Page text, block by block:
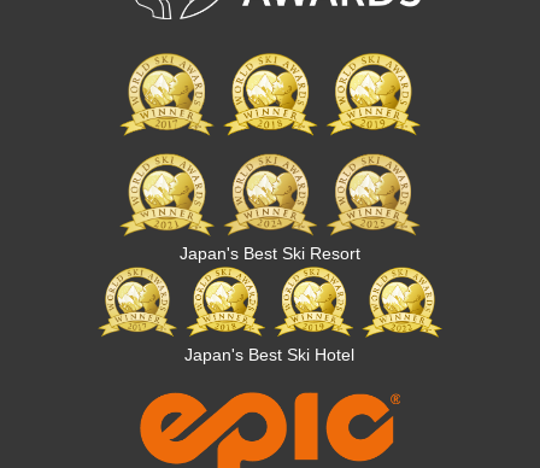
Japan's Best Ski Resort
Japan's Best Ski Hotel